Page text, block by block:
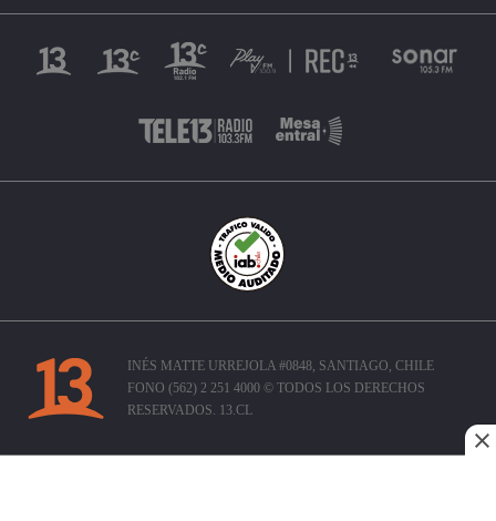
INÉS MATTE URREJOLA #0848, SANTIAGO, CHILE
FONO (562) 2 251 4000 © TODOS LOS DERECHOS
RESERVADOS. 13.CL